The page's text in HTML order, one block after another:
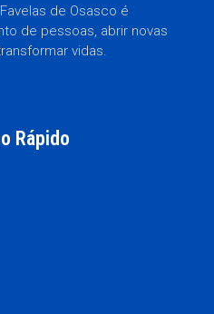
de Osasco é
de pessoas, abrir novas
vidas.
Rápido